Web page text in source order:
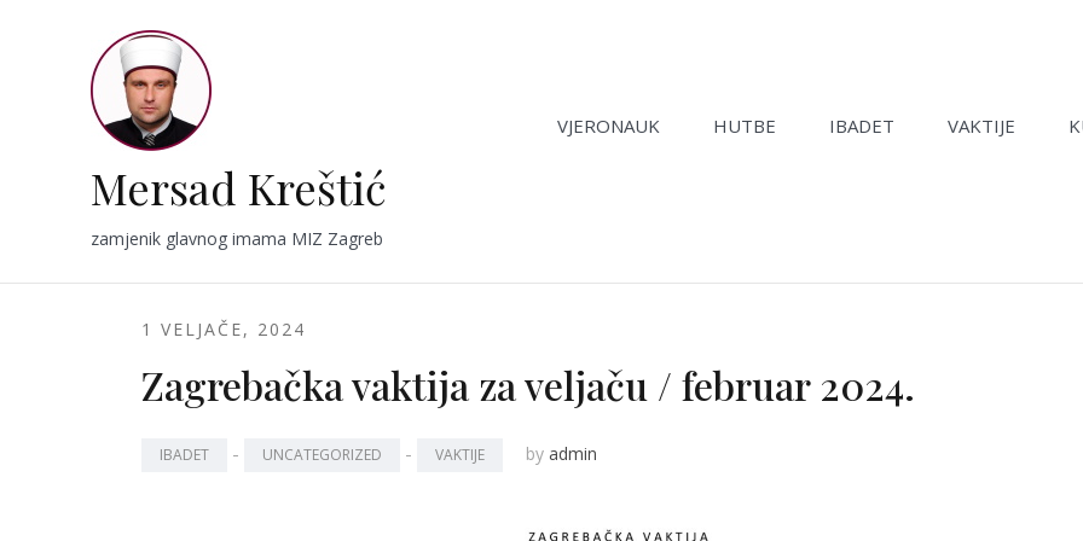
Mersad Kreštić
zamjenik glavnog imama MIZ Zagreb
VJERONAUK HUTBE IBADET VAKTIJE
1 VELJAČE, 2024
Zagrebačka vaktija za veljaču / februar 2024.
IBADET - UNCATEGORIZED - VAKTIJE by admin